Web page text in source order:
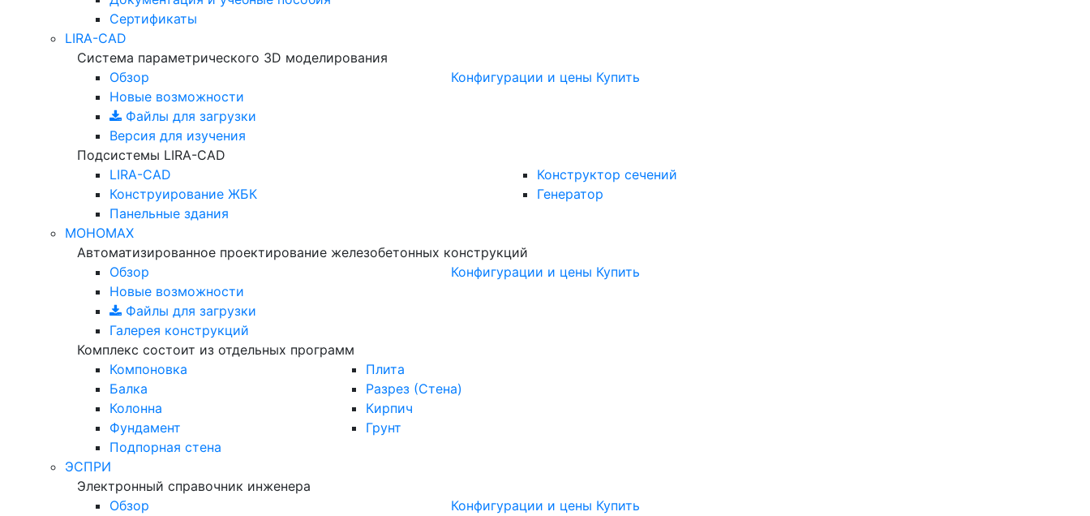
Сертификаты
LIRA-CAD
Система параметрического 3D моделирования
Обзор
Новые возможности
Файлы для загрузки
Версия для изучения
Конфигурации и цены Купить
Подсистемы LIRA-CAD
LIRA-CAD
Конструирование ЖБК
Панельные здания
Конструктор сечений
Генератор
МОНОМАХ
Автоматизированное проектирование железобетонных конструкций
Обзор
Новые возможности
Файлы для загрузки
Галерея конструкций
Конфигурации и цены Купить
Комплекс состоит из отдельных программ
Компоновка
Балка
Колонна
Фундамент
Подпорная стена
Плита
Разрез (Стена)
Кирпич
Грунт
ЭСПРИ
Электронный справочник инженера
Обзор
Конфигурации и цены Купить